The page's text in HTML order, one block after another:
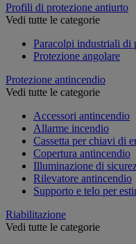
Profili di protezione antiurto
Vedi tutte le categorie
Paracolpi industriali di
Protezione angolare
Protezione antincendio
Vedi tutte le categorie
Accessori antincendio
Allarme incendio
Cassetta per chiavi di
Copertura antincendio
Illuminazione di
Rilevatore antincendio
Supporto e telo per
Riabilitazione
Vedi tutte le categorie